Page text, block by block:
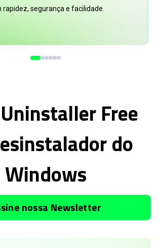
rapidez, segurança e facilidade.
Free
do
Windows
nossa Newsletter